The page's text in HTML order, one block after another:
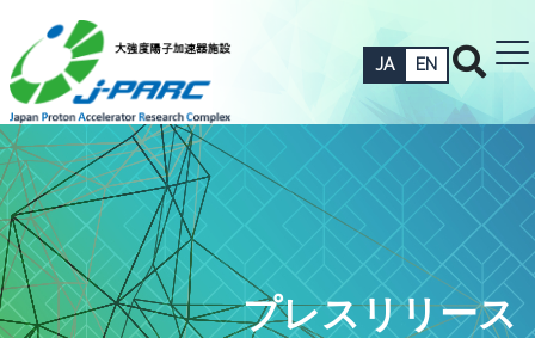
JA EN
プレスリリース